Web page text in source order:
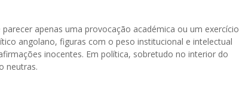
apenas uma provocação académica ou um exercício
angolano, figuras com o peso institucional e intelectual
inocentes. Em política, sobretudo no interior do
neutras.